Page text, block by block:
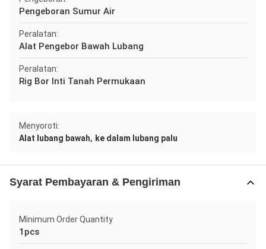
Pengeboran Sumur Air
Peralatan:
Alat Pengebor Bawah Lubang
Peralatan:
Rig Bor Inti Tanah Permukaan
Menyoroti:
Alat lubang bawah, ke dalam lubang palu
Syarat Pembayaran & Pengiriman
Minimum Order Quantity
1pcs